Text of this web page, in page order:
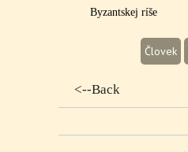
Byzantskej ríše
Človek
<--Back